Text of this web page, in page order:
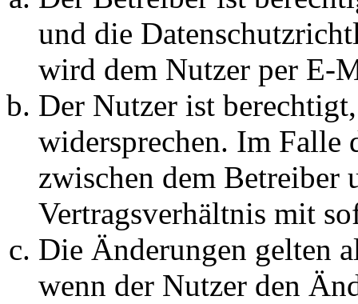
und die
wird dem Nutzer per E-
Der Nutzer ist
widersprechen. Im Falle
zwischen dem Betreiber
Vertragsverhältnis mit
Die Änderungen gelten
wenn der Nutzer den